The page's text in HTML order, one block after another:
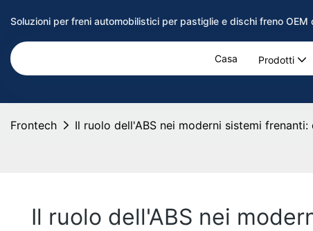
Soluzioni per freni automobilistici per pastiglie e dischi freno
Casa Prodotti
Frontech Il ruolo dell'ABS nei moderni sistemi
Il ruolo dell'ABS nei